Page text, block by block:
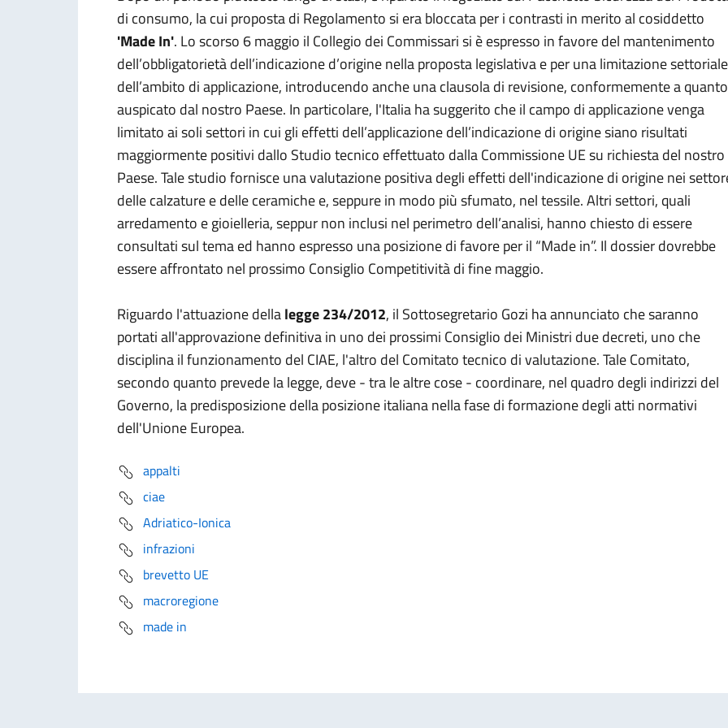
di consumo, la cui proposta di Regolamento si era bloccata per i contrasti in merito al cosiddetto
'Made In'. Lo scorso 6 maggio il Collegio dei Commissari si è espresso in favore del mantenimento
dell’obbligatorietà dell’indicazione d’origine nella proposta legislativa e per una limitazione settoriale
dell’ambito di applicazione, introducendo anche una clausola di revisione, conformemente a quanto
auspicato dal nostro Paese. In particolare, l'Italia ha suggerito che il campo di applicazione venga
limitato ai soli settori in cui gli effetti dell’applicazione dell’indicazione di origine siano risultati
maggiormente positivi dallo Studio tecnico effettuato dalla Commissione UE su richiesta del nostro
Paese. Tale studio fornisce una valutazione positiva degli effetti dell'indicazione di origine nei
delle calzature e delle ceramiche e, seppure in modo più sfumato, nel tessile. Altri settori, quali
arredamento e gioielleria, seppur non inclusi nel perimetro dell’analisi, hanno chiesto di essere
consultati sul tema ed hanno espresso una posizione di favore per il “Made in”. Il dossier dovrebbe
essere affrontato nel prossimo Consiglio Competitività di fine maggio.
Riguardo l'attuazione dellalegge 234/2012, il Sottosegretario Gozi ha annunciato che saranno
portati all'approvazione definitiva in uno dei prossimi Consiglio dei Ministri due decreti, uno che
disciplina il funzionamento del CIAE, l'altro del Comitato tecnico di valutazione. Tale Comitato,
secondo quanto prevede la legge, deve - tra le altre cose - coordinare, nel quadro degli indirizzi del
Governo, la predisposizione della posizione italiana nella fase di formazione degli atti normativi
dell'Unione Europea.
appalti
ciae
Adriatico-Ionica
infrazioni
brevetto UE
macroregione
made in